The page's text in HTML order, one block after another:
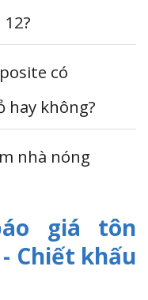
có
hay không?
nhà nóng
giá tôn
Chiết khấu